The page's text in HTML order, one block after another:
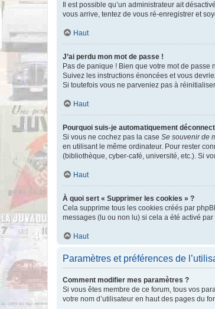
Il est possible qu’un administrateur ait
vous arrive, tentez de vous ré-enregistrer et
Haut
J’ai perdu mon mot de passe !
Pas de panique ! Bien que votre mot de
Suivez les instructions énoncées et vous
Si toutefois vous ne parveniez pas à
Haut
Pourquoi suis-je automatiquement
Si vous ne cochez pas la case Se souvenir de
en utilisant le même ordinateur. Pour rester
(bibliothèque, cyber-café, université, etc.). Si
Haut
À quoi sert « Supprimer les cookies » ?
Cela supprime tous les cookies créés par
messages (lu ou non lu) si cela a été activé
Haut
Paramètres et préférences de
Comment modifier mes paramètres ?
Si vous êtes membre de ce forum, tous vos
votre nom d’utilisateur en haut des pages du